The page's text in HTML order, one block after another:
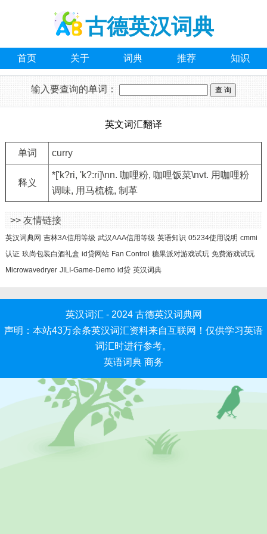
古德英汉词典
首页 关于 词典 推荐 知识
输入要查询的单词：
英文词汇翻译
单词 curry
释义
*['k?ri, 'k?:ri]\nn. 咖哩粉, 咖哩饭菜\nvt. 用咖哩粉
调味, 用马梳梳, 制革
>> 友情链接
英汉词典网 吉林3A信用等级 武汉AAA信用等级 英语知识 05234使用说明 cmmi
认证 玖尚包装白酒礼盒 id贷网站 Fan Control 糖果派对游戏试玩 免费游戏试玩
Microwavedryer JILI-Game-Demo id贷 英汉词典
英汉词汇 - 2024 古德英汉词典网
声明：本站43万余条英汉词汇资料来自互联网！仅供学习英语
词汇时进行参考。
英语词典 商务